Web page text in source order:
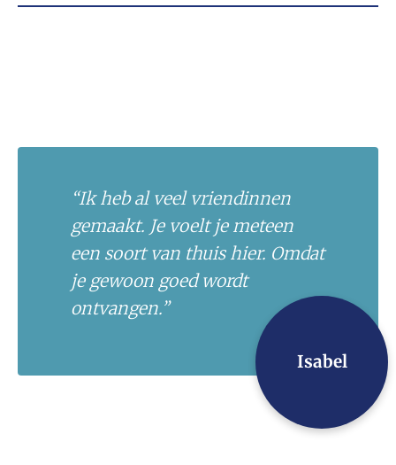
“Ik heb al veel vriendinnen
gemaakt. Je voelt je meteen
een soort van thuis hier. Omdat
je gewoon goed wordt
ontvangen.”
Isabel